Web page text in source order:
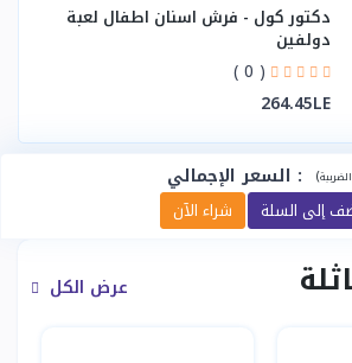
دكتور كول - فرش اسنان اطفال لعبة
دولفين
( 0 )
264.45LE
السعر الإجمالي : (
شراء الآن إلى السلة
عرض الكل